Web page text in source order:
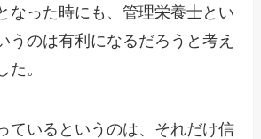
なった時にも、管理栄養士とい
うのは有利になるだろうと考え
た。
ているというのは、それだけ信